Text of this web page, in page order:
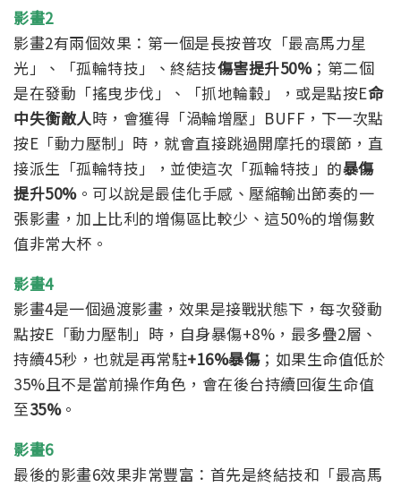
影畫2
影畫2有兩個效果：第一個是長按普攻「最高馬力星
光」、「孤輪特技」、終結技傷害提升50%； 第二個
是在發動「搖曳步伐」、「抓地輪轂」，或是點按E命
中失衡敵人時，會獲得「渦輪增壓」BUFF，下一次點
按E「動力壓制」時，就會直接跳過開摩托的環節，直
接派生「孤輪特技」，並使這次「孤輪特技」的暴傷
提升50%。可以說是最佳化手感、壓縮輸出節奏的一
張影畫，加上比利的增傷區比較少、這50%的增傷數
值非常大杯。
影畫4
影畫4是一個過渡影畫，效果是接戰狀態下，每次發動
點按E「動力壓制」時，自身暴傷+8%，最多疊2層、
持續45秒，也就是再常駐+16%暴傷；如果生命值低於
35%且不是當前操作角色，會在後台持續回復生命值
至35%。
影畫6
最後的影畫6效果非常豐富：首先是終結技和「最高馬